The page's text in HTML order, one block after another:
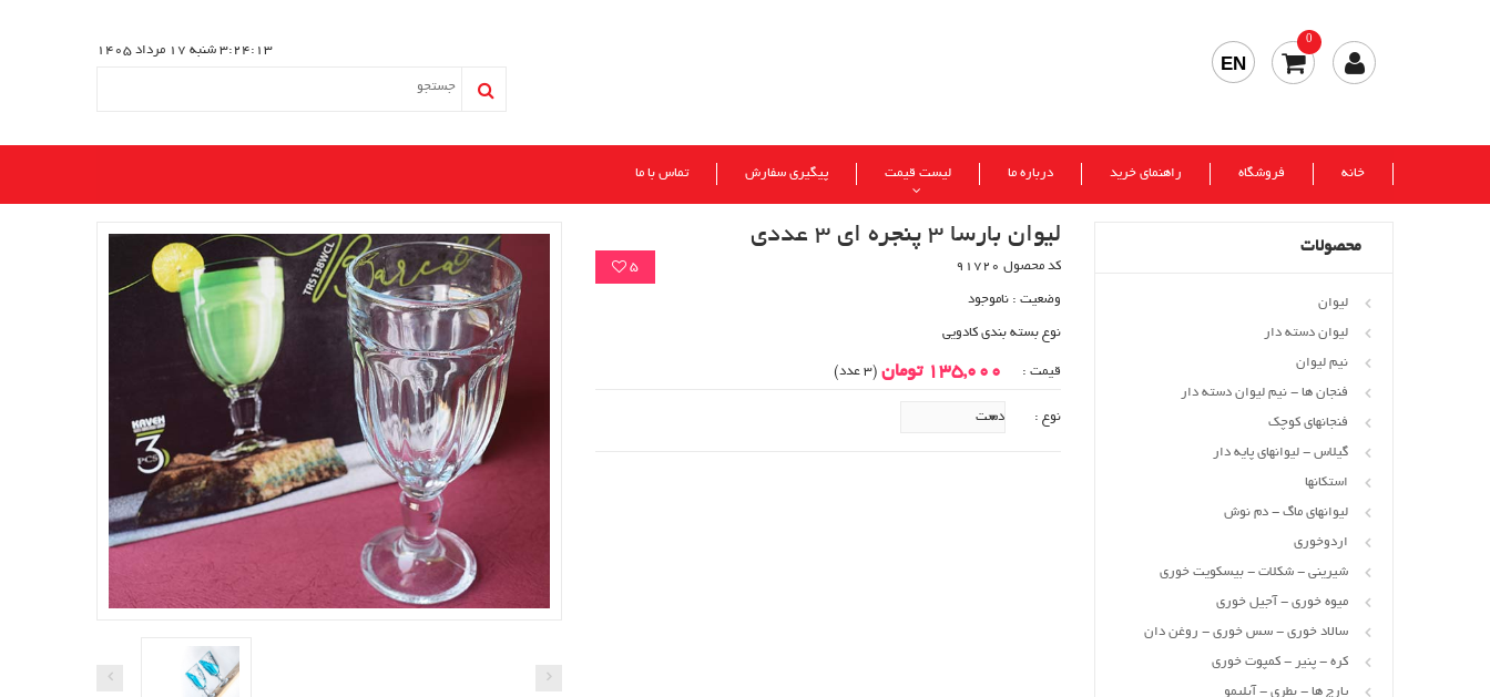
3:24:14 شنبه 17 مرداد 1405
0
EN
خانه فروشگاه راهنمای خرید درباره ما لیست قیمت پیگیری سفارش تماس با ما
لیوان بارسا 3 پنجره ای 3 عددی
5 کد محصول 91720
وضعیت : ناموجود
نوع بسته بندی کادویی
قیمت : 135,000 تومان (3 عدد)
نوع :
محصولات
لیوان
لیوان دسته دار
نیم لیوان
فنجان ها - نیم لیوان دسته دار
فنجانهای کوچک
گیلاس - لیوانهای پایه دار
استکانها
لیوانهای ماگ - دم نوش
اردوخوری
شیرینی - شکلات - بیسکویت خوری
میوه خوری - آجیل خوری
سالاد خوری - سس خوری - روغن دان
کره - پنیر - کمپوت خوری
پارچ ها - بطری - آبلیمو